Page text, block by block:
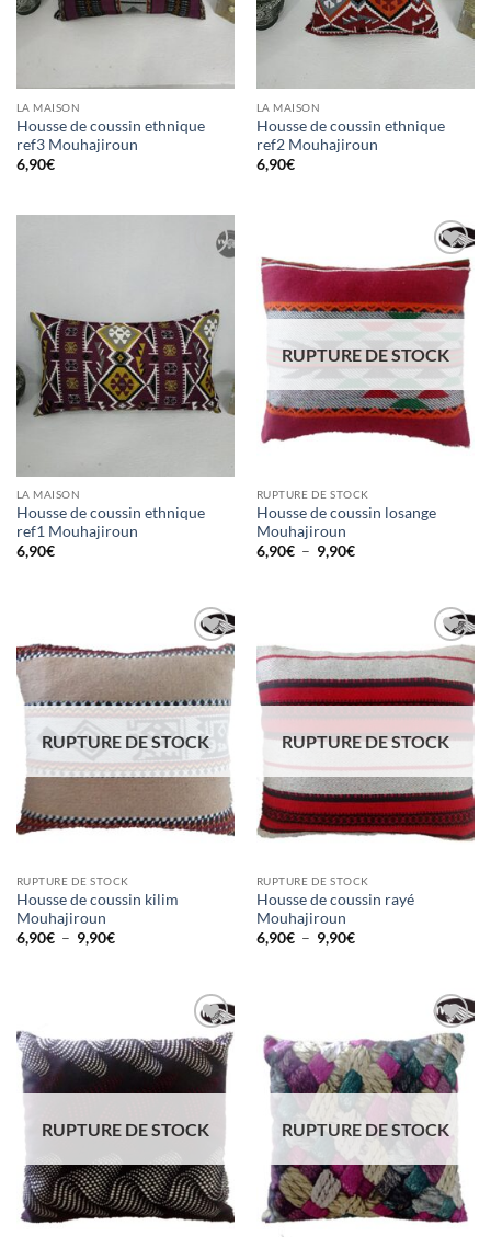
LA MAISON
Housse de coussin ethnique
ref3 Mouhajiroun
6,90€
LA MAISON
Housse de coussin ethnique
ref2 Mouhajiroun
6,90€
LA MAISON
Housse de coussin ethnique
ref1 Mouhajiroun
6,90€
Ajouter
d’envies
RUPTURE DE STOCK
RUPTURE DE STOCK
Housse de coussin losange
Mouhajiroun
6,90€ – 9,90€Plage
Ajouter
à la liste
RUPTURE DE STOCK
RUPTURE DE STOCK
Housse de coussin kilim
Mouhajiroun
6,90€ – 9,90€Plage
Ajouter
à la liste
d’envies
RUPTURE DE STOCK
RUPTURE DE STOCK
Housse de coussin rayé
Mouhajiroun
6,90€ – 9,90€Plage
Ajouter
à la liste
d’envies
RUPTURE DE STOCK
Ajouter
à la liste
d’envies
RUPTURE DE STOCK